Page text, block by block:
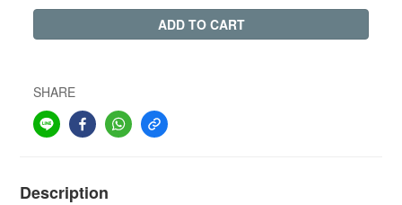
ADD TO CART
SHARE
Description